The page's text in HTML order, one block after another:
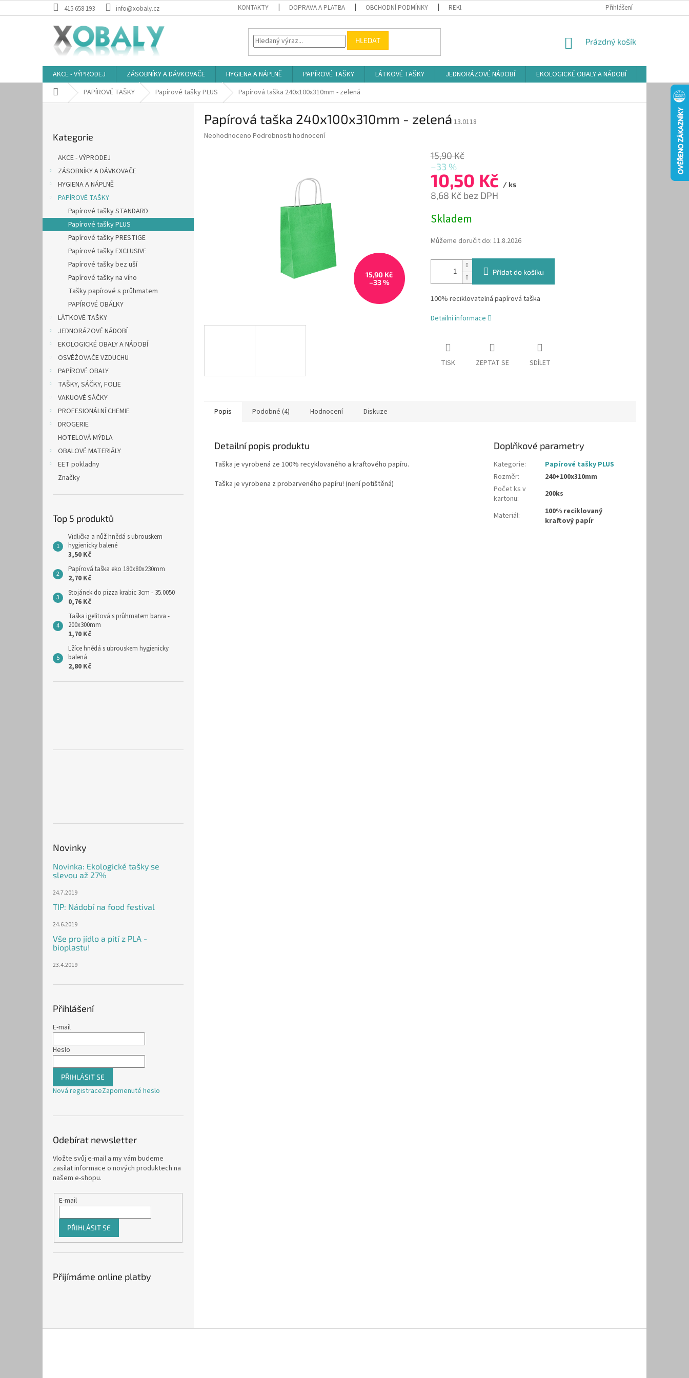
na
415 658 193 info@xobaly.cz KONTAKTY DOPRAVA A PLATBA OBCHODNÍ PODMÍNKY REKLAMAČNÍ ŘÁD ZÁSADY POUŽÍVÁNÍ SOUBORŮ COOKIES
Přihlášení
HLEDAT
NÁKUPNÍ
Prázdný košík
AKCE - VÝPRODEJ ZÁSOBNÍKY A DÁVKOVAČE HYGIENA A NÁPLNĚ PAPÍROVÉ TAŠKY LÁTKOVÉ TAŠKY JEDNORÁZOVÉ NÁDOBÍ EKOLOGICKÉ OBALY A NÁDOBÍ
Domů PAPÍROVÉ TAŠKY Papírové tašky PLUS Papírová taška 240x100x310mm - zelená
a
n
kategorie
Kategorie
AKCE - VÝPRODEJ
ZÁSOBNÍKY A DÁVKOVAČE
HYGIENA A NÁPLNĚ
PAPÍROVÉ TAŠKY
Papírové tašky STANDARD
Papírové tašky PLUS
Papírové tašky PRESTIGE
Papírové tašky EXCLUSIVE
Papírové tašky bez uší
Papírové tašky na víno
Tašky papírové s průhmatem
PAPÍROVÉ OBÁLKY
LÁTKOVÉ TAŠKY
JEDNORÁZOVÉ NÁDOBÍ
EKOLOGICKÉ OBALY A NÁDOBÍ
OSVĚŽOVAČE VZDUCHU
PAPÍROVÉ OBALY
TAŠKY, SÁČKY, FOLIE
VAKUOVÉ SÁČKY
PROFESIONÁLNÍ CHEMIE
DROGERIE
HOTELOVÁ MÝDLA
OBALOVÉ MATERIÁLY
EET pokladny
Značky
Top 5 produktů
Vidlička a nůž hnědá s ubrouskem
hygienicky balené
3,50 Kč
Papírová taška eko 180x80x230mm
2,70 Kč
Stojánek do pizza krabic 3cm - 35.0050
0,76 Kč
Taška igelitová s průhmatem barva -
200x300mm
1,70 Kč
Lžíce hnědá s ubrouskem hygienicky
balená
2,80 Kč
Novinky
Novinka: Ekologické tašky se
slevou až 27%
24.7.2019
TIP: Nádobí na food festival
24.6.2019
Vše pro jídlo a pití z PLA -
bioplastu!
23.4.2019
Přihlášení
E-mail
Heslo
PŘIHLÁSIT SE
Nová registraceZapomenuté heslo
Odebírat newsletter
Vložte svůj e-mail a my vám budeme
zasílat informace o nových produktech na
našem e-shopu.
E-mail
PŘIHLÁSIT SE
Přijímáme online platby
Papírová taška 240x100x310mm - zelená 13.0118
Průměrné
Neohodnoceno Podrobnosti hodnocení
15,90 Kč
–33 %
15,90 Kč
–33 %
10,50 Kč / ks
8,68 Kč bez DPH
cena:
Skladem
Můžeme doručit do: 11.8.2026
Přidat do košíku
100% reciklovatelná papírová taška
Detailní informace
TISK ZEPTAT SE SDÍLET
Popis Podobné (4) Hodnocení Diskuze
Detailní popis produktu
Taška je vyrobená ze 100% recyklovaného a kraftového papíru.
Taška je vyrobena z probarveného papíru! (není potištěná)
Doplňkové parametry
Kategorie:
Papírové tašky PLUS
Rozměr:
240+100x310mm
Počet ks v
kartonu: 200ks
Materiál:
100% reciklovaný
kraftový papír